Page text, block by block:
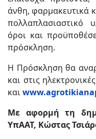
άνθη, φαρμακευτικά
πολλαπλασιαστικό
όροι και
πρόσκληση.
Η Πρόσκληση θα
και στις
και
Με αφορμή τη
ΥπΑΑΤ, Κώστας